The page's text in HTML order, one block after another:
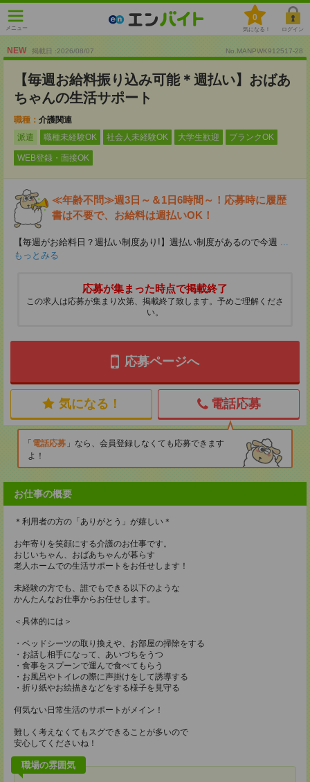
メニュー
0
気になる！ ログイン
NEW 掲載日 :2026/08/07 No.MANPWK912517-28
【毎週お給料振り込み可能＊週払い】おばあ
ちゃんの生活サポート
職種： 介護関連
派遣
職種未経験OK 社会人未経験OK 大学生歓迎 ブランクOK
WEB登録・面接OK
≪年齢不問≫週3日～＆1日6時間～！応募時に履歴
書は不要で、お給料は週払いOK！
【毎週がお給料日？週払い制度あり!】週払い制度があるので今週 ...
もっとみる
応募が集まった時点で掲載終了
この求人は応募が集まり次第、掲載終了致します。予めご理解くださ
い。
応募ページへ
気になる！ 電話応募
電話応募
なら、会員登録しなくても応募できます
よ！
お仕事の概要
＊利用者の方の「ありがとう」が嬉しい＊
お年寄りを笑顔にする介護のお仕事です。
おじいちゃん、おばあちゃんが暮らす
老人ホームでの生活サポートをお任せします！
未経験の方でも、誰でもできる以下のような
かんたんなお仕事からお任せします。
＜具体的には＞
・ベッドシーツの取り換えや、お部屋の掃除をする
・お話し相手になって、あいづちをうつ
・食事をスプーンで運んで食べてもらう
・お風呂やトイレの際に声掛けをして誘導する
・折り紙やお絵描きなどをする様子を見守る
何気ない日常生活のサポートがメイン！
難しく考えなくてもスグできることが多いので
安心してくださいね！
職場の雰囲気